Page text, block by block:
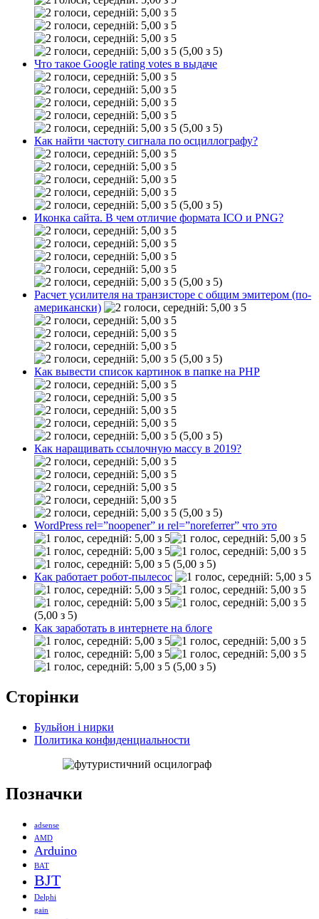
(5,00 з 5)
Что такое Google rating votes в выдаче
(5,00 з 5)
Как найти частоту сигнала по осциллографу?
(5,00 з 5)
Иконка сайта. В чем отличие формата ICO и PNG?
(5,00 з 5)
Расчет усилителя на транзисторе с общим эмитером (по-
американски)
(5,00 з 5)
Как вывести список картинок в папке на РНР
(5,00 з 5)
Как наращивать ссылочную массу в 2019?
(5,00 з 5)
WordPress rel=”noopener” и rel=”noreferrer” что это
(5,00 з 5)
Как работает робот-пылесос
(5,00 з 5)
Как заработать в интернете на блоге
(5,00 з 5)
Сторінки
Бульйон і нирки
Политика конфиденциальности
Позначки
adsense
AMD
Arduino
BAT
BJT
Delphi
gain